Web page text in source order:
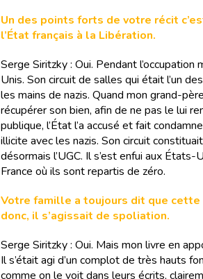
Un des points forts de votre récit
l’État français à la Libération.
Serge Siritzky : Oui. Pendant
Unis. Son circuit de salles qui était l’un
les mains de nazis. Quand mon grand-
récupérer son bien, afin de ne pas le lui
publique, l’État l’a accusé et fait
illicite avec les nazis. Son circuit
désormais l’UGC. Il s’est enfui aux
France où ils sont repartis de zéro.
Votre famille a toujours dit que
donc, il s’agissait de spoliation.
Serge Siritzky : Oui. Mais mon livre en
Il s’était agi d’un complot de très hauts
comme on le voit dans leurs écrits,